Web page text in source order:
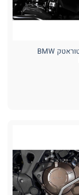
זוג תיקים להתקנה על מיגון טוראטק BMW